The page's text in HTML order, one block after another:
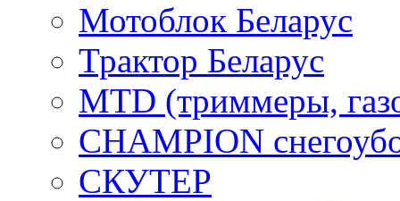
Мотоблок Беларус
Трактор Беларус
MTD (триммеры,
CHAMPION
СКУТЕР